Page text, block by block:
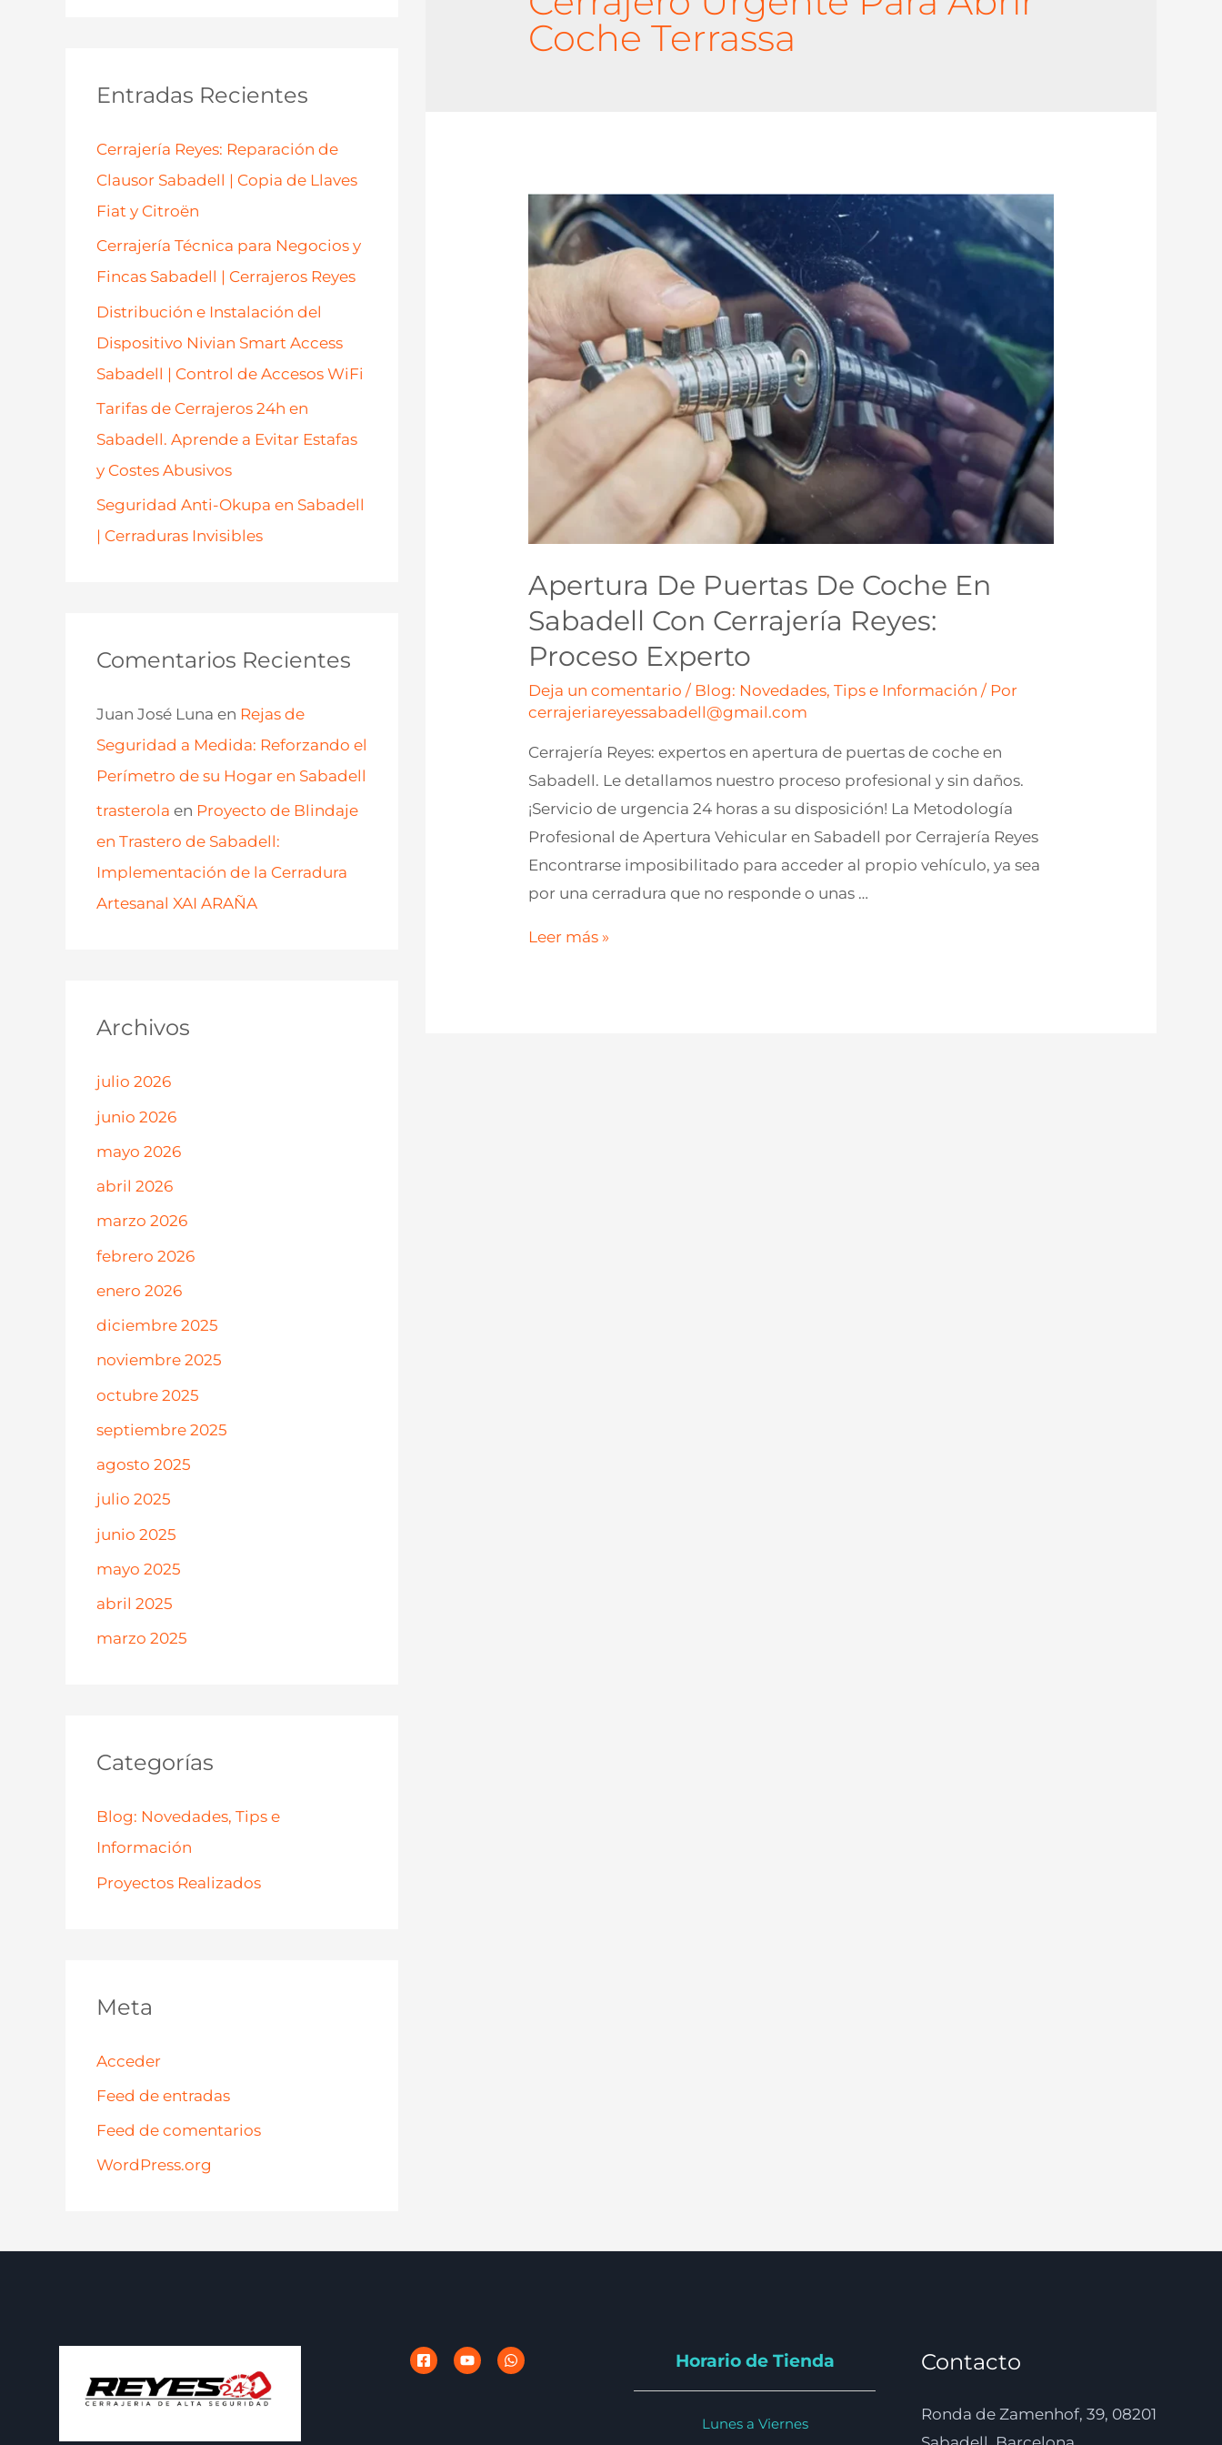
rEntradas Recientes
Cerrajería Reyes: Reparación de
Clausor Sabadell | Copia de Llaves
Fiat y Citroën
Cerrajería Técnica para Negocios y
Fincas Sabadell | Cerrajeros Reyes
Distribución e Instalación del
Dispositivo Nivian Smart Access
Sabadell | Control de Accesos WiFi
Tarifas de Cerrajeros 24h en
Sabadell. Aprende a Evitar Estafas
y Costes Abusivos
Seguridad Anti-Okupa en Sabadell
| Cerraduras Invisibles
Comentarios Recientes
Juan José Luna en Rejas de
Seguridad a Medida: Reforzando el
Perímetro de su Hogar en Sabadell
trasterola en Proyecto de Blindaje
en Trastero de Sabadell:
Implementación de la Cerradura
Artesanal XAI ARAÑA
Archivos
julio 2026
junio 2026
mayo 2026
abril 2026
marzo 2026
febrero 2026
enero 2026
diciembre 2025
noviembre 2025
octubre 2025
septiembre 2025
agosto 2025
julio 2025
junio 2025
mayo 2025
abril 2025
marzo 2025
Categorías
Blog: Novedades, Tips e
Información
Proyectos Realizados
Meta
Acceder
Feed de entradas
Feed de comentarios
WordPress.org
Coche Terrassa
Apertura De Puertas De Coche En
Sabadell Con Cerrajería Reyes:
Proceso Experto
Deja un comentario / Blog: Novedades, Tips e Información / Por
cerrajeriareyessabadell@gmail.com
Cerrajería Reyes: expertos en apertura de puertas de coche en
Sabadell. Le detallamos nuestro proceso profesional y sin daños.
¡Servicio de urgencia 24 horas a su disposición! La Metodología
Profesional de Apertura Vehicular en Sabadell por Cerrajería Reyes
Encontrarse imposibilitado para acceder al propio vehículo, ya sea
por una cerradura que no responde o unas …
Apertura
Leer más »
Horario de Tienda
Lunes a Viernes
Contacto
Ronda de Zamenhof, 39, 08201